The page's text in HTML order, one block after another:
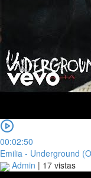
00:02:50
Emilia - Underground
Admin | 17 vistas